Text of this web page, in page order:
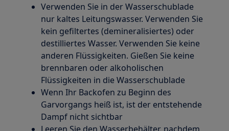
Verwenden Sie in der Wasserschublade
nur kaltes Leitungswasser. Verwenden Sie
kein gefiltertes (demineralisiertes) oder
destilliertes Wasser. Verwenden Sie keine
anderen Flüssigkeiten. Gießen Sie keine
brennbaren oder alkoholischen
Flüssigkeiten in die Wasserschublade
Wenn Ihr Backofen zu Beginn des
Garvorgangs heiß ist, ist der entstehende
Dampf nicht sichtbar